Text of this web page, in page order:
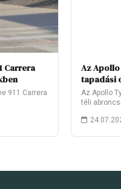
Carrera
911 Carrera
Az
tapadási
Az Apollo
téli